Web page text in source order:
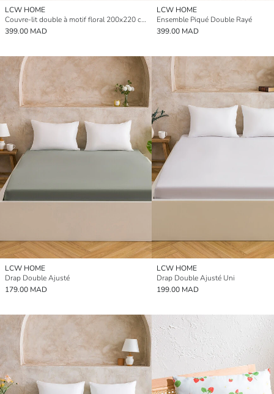
LCW HOME
Couvre-lit double à motif floral 200x220 cm
399.00 MAD
LCW HOME
Ensemble Piqué Double Rayé
399.00 MAD
LCW HOME
Drap Double Ajusté
179.00 MAD
LCW HOME
Drap Double Ajusté Uni
199.00 MAD